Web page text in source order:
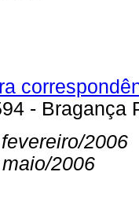
- Bragança
2006
2006